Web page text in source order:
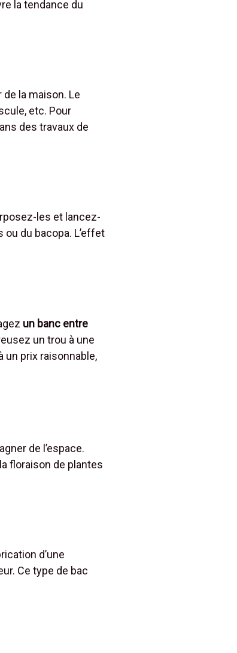
la tendance du
de la maison. Le
etc. Pour
des travaux de
les et lancez-
du bacopa. L’effet
un banc entre
un trou à une
un prix raisonnable,
de l’espace.
floraison de plantes
d’une
Ce type de bac